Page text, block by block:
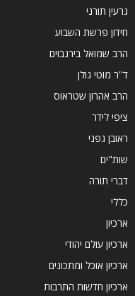
גרעין תורני
חידון פרשת השבוע
הרב שמואל בירנבוים
ד''ר מוטי גולן
הרב אהרון שטראוס
ציפי לידר
ראובן גפני
שות"ים
דברי תורה
כללי
ארכיון
ארכיון עולם יהודי
ארכיון אוכל ומתכונים
ארכיון חדשות התרבות